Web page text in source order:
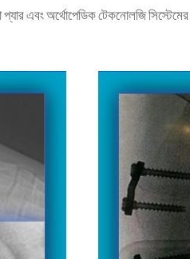
এবং অর্থোপেডিক টেকনোলজি